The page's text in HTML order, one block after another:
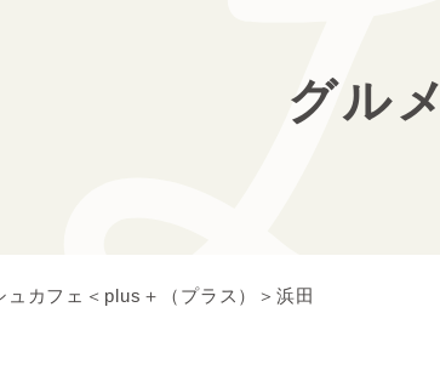
グルメ
カフェ＜plus＋（プラス）＞浜田